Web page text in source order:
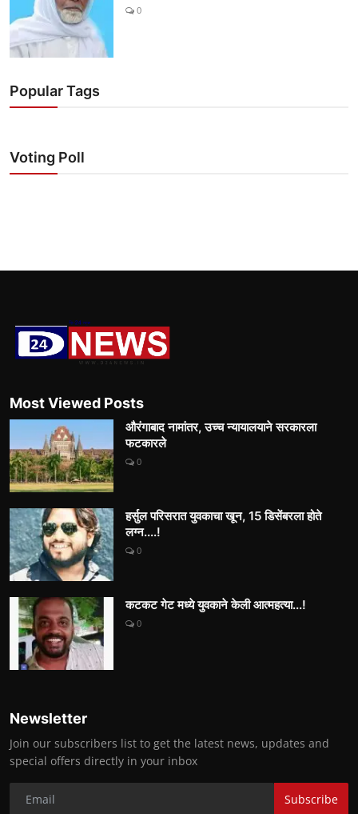
0
Popular Tags
Voting Poll
Most Viewed Posts
औरंगाबाद नामांतर, उच्च न्यायालयाने सरकारला
फटकारले
0
हर्सुल परिसरात युवकाचा खून, 15 डिसेंबरला होते
लग्न....!
0
कटकट गेट मध्ये युवकाने केली आत्महत्या...!
0
Newsletter
Join our subscribers list to get the latest news, updates and
special offers directly in your inbox
Subscribe